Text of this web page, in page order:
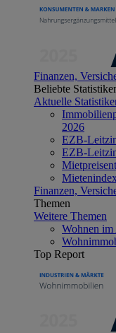
Finanzen,
Beliebte
Aktuelle
2026
EZB-
EZB-
Finanzen,
Themen
Weitere Themen
Wohnen
Top Report